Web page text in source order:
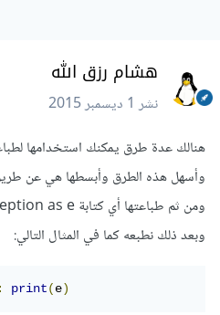
هشام رزق الله
نشر1 ديسمبر 2015
هنالك عدة طرق يمكنك استخدامها
وأسهل هذه الطرق وأبسطها هي عن
وبعد ذلك نطبعه كما في المثال التالي:
: print(e)